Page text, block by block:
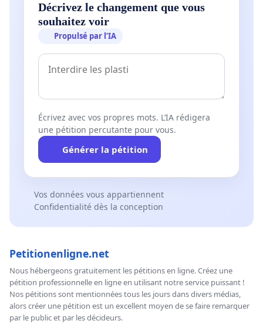
Décrivez le changement que vous
souhaitez voir
Propulsé par l’IA
Écrivez avec vos propres mots. L’IA rédigera
une pétition percutante pour vous.
Générer la pétition
Vos données vous appartiennent
Confidentialité dès la conception
Petitionenligne.net
Nous hébergeons gratuitement les pétitions en ligne. Créez une
pétition professionnelle en ligne en utilisant notre service puissant !
Nos pétitions sont mentionnées tous les jours dans divers médias,
alors créer une pétition est un excellent moyen de se faire remarquer
par le public et par les décideurs.